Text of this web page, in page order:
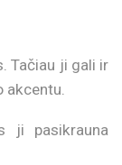
Tačiau ji gali ir
ji pasikrauna